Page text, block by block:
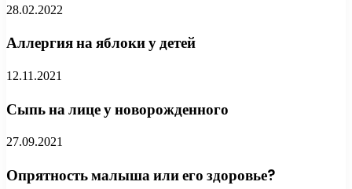
28.02.2022
Аллергия на яблоки у детей
12.11.2021
Сыпь на лице у новорожденного
27.09.2021
Опрятность малыша или его здоровье?